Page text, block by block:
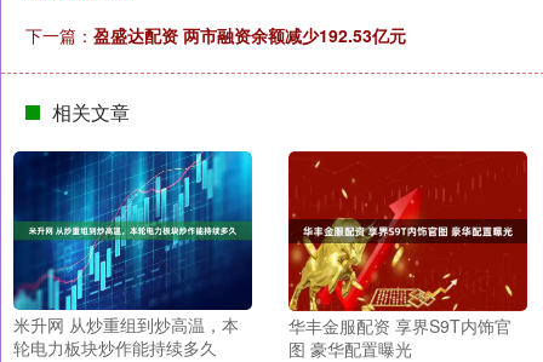
下一篇： 盈盛达配资 两市融资余额减少192.53亿元
相关文章
米升网 从炒重组到炒高温，本
轮电力板块炒作能持续多久
华丰金服配资 享界S9T内饰官
图 豪华配置曝光